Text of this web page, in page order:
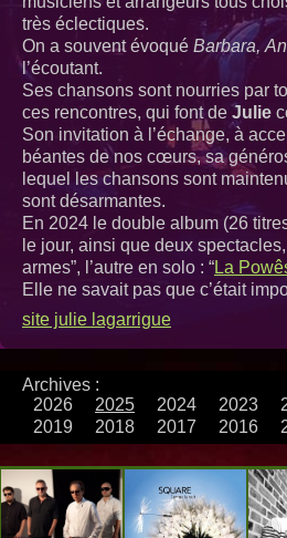
très éclectiques.
On a souvent évoqué Barbara,
l’écoutant.
Ses chansons sont nourries par
ces rencontres, qui font de Julie
Son invitation à l’échange, à
béantes de nos cœurs, sa
lequel les chansons sont
sont désarmantes.
En 2024 le double album (26
le jour, ainsi que deux
armes”, l’autre en solo : “La
Elle ne savait pas que c’était
site julie lagarrigue
Archives :
2026
2025 2024 2023
2019
2018 2017 2016